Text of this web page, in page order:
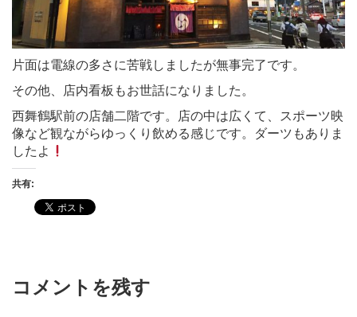
片面は電線の多さに苦戦しましたが無事完了です。
その他、店内看板もお世話になりました。
西舞鶴駅前の店舗二階です。店の中は広くて、スポーツ映
像など観ながらゆっくり飲める感じです。ダーツもありま
したよ
共有:
コメントを残す